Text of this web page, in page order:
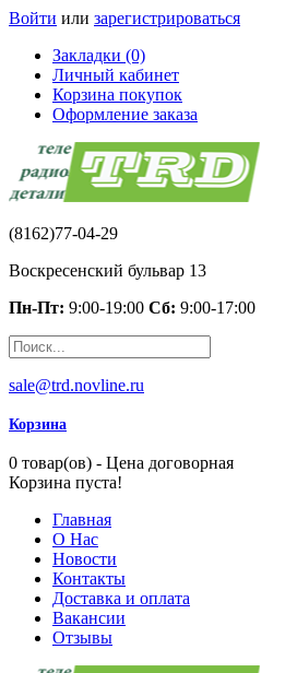
Войти или зарегистрироваться
Закладки (0)
Личный кабинет
Корзина покупок
Оформление заказа
(8162)77-04-29
Воскресенский бульвар 13
Пн-Пт: 9:00-19:00 Сб: 9:00-17:00
sale@trd.novline.ru
Корзина
0 товар(ов) - Цена договорная
Корзина пуста!
Главная
О Нас
Новости
Контакты
Доставка и оплата
Вакансии
Отзывы